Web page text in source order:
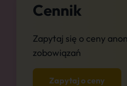
Cennik
Zapytaj się o ceny
zobowiązań
Zapytaj o ceny